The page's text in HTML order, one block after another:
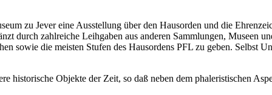
zu Jever eine Ausstellung über den Hausorden und die
durch zahlreiche Leihgaben aus anderen Sammlungen, Museen
sowie die meisten Stufen des Hausordens PFL zu geben. Selbst
historische Objekte der Zeit, so daß neben dem phaleristischen